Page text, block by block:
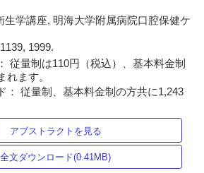
生学講座, 明海大学附属病院口腔保健ケ
1999.
従量制は110円（税込）、基本料金制
れます。
： 従量制、基本料金制の方共に1,243
アブストラクトを見る
全文ダウンロード(0.41MB)